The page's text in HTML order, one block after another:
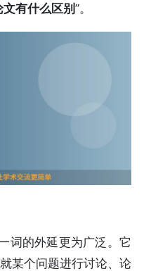
有什么区别”。
词的外延更为广泛。它
某个问题进行讨论、论